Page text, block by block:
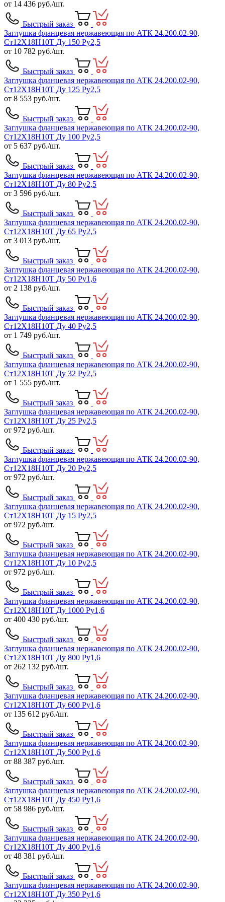
от 14 436 руб./шт.
Быстрый заказ
Заглушка фланцевая нержавеющая по АТК 24.200.02-90,
Ст12Х18Н10Т Ду 150 Ру2,5
от 10 782 руб./шт.
Быстрый заказ
Заглушка фланцевая нержавеющая по АТК 24.200.02-90,
Ст12Х18Н10Т Ду 125 Ру2,5
от 8 553 руб./шт.
Быстрый заказ
Заглушка фланцевая нержавеющая по АТК 24.200.02-90,
Ст12Х18Н10Т Ду 100 Ру2,5
от 5 637 руб./шт.
Быстрый заказ
Заглушка фланцевая нержавеющая по АТК 24.200.02-90,
Ст12Х18Н10Т Ду 80 Ру2,5
от 3 596 руб./шт.
Быстрый заказ
Заглушка фланцевая нержавеющая по АТК 24.200.02-90,
Ст12Х18Н10Т Ду 65 Ру2,5
от 3 013 руб./шт.
Быстрый заказ
Заглушка фланцевая нержавеющая по АТК 24.200.02-90,
Ст12Х18Н10Т Ду 50 Ру1,6
от 2 138 руб./шт.
Быстрый заказ
Заглушка фланцевая нержавеющая по АТК 24.200.02-90,
Ст12Х18Н10Т Ду 40 Ру2,5
от 1 749 руб./шт.
Быстрый заказ
Заглушка фланцевая нержавеющая по АТК 24.200.02-90,
Ст12Х18Н10Т Ду 32 Ру2,5
от 1 555 руб./шт.
Быстрый заказ
Заглушка фланцевая нержавеющая по АТК 24.200.02-90,
Ст12Х18Н10Т Ду 25 Ру2,5
от 972 руб./шт.
Быстрый заказ
Заглушка фланцевая нержавеющая по АТК 24.200.02-90,
Ст12Х18Н10Т Ду 20 Ру2,5
от 972 руб./шт.
Быстрый заказ
Заглушка фланцевая нержавеющая по АТК 24.200.02-90,
Ст12Х18Н10Т Ду 15 Ру2,5
от 972 руб./шт.
Быстрый заказ
Заглушка фланцевая нержавеющая по АТК 24.200.02-90,
Ст12Х18Н10Т Ду 10 Ру2,5
от 972 руб./шт.
Быстрый заказ
Заглушка фланцевая нержавеющая по АТК 24.200.02-90,
Ст12Х18Н10Т Ду 1000 Ру1,6
от 400 430 руб./шт.
Быстрый заказ
Заглушка фланцевая нержавеющая по АТК 24.200.02-90,
Ст12Х18Н10Т Ду 800 Ру1,6
от 262 132 руб./шт.
Быстрый заказ
Заглушка фланцевая нержавеющая по АТК 24.200.02-90,
Ст12Х18Н10Т Ду 600 Ру1,6
от 135 612 руб./шт.
Быстрый заказ
Заглушка фланцевая нержавеющая по АТК 24.200.02-90,
Ст12Х18Н10Т Ду 500 Ру1,6
от 88 387 руб./шт.
Быстрый заказ
Заглушка фланцевая нержавеющая по АТК 24.200.02-90,
Ст12Х18Н10Т Ду 450 Ру1,6
от 58 986 руб./шт.
Быстрый заказ
Заглушка фланцевая нержавеющая по АТК 24.200.02-90,
Ст12Х18Н10Т Ду 400 Ру1,6
от 48 381 руб./шт.
Быстрый заказ
Заглушка фланцевая нержавеющая по АТК 24.200.02-90,
Ст12Х18Н10Т Ду 350 Ру1,6